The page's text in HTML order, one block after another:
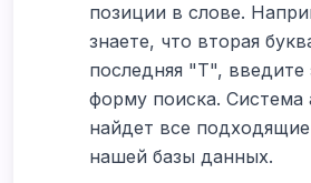
позиции в слове.
знаете, что вторая
последняя "Т",
форму поиска. Система
найдет все
нашей базы данных.